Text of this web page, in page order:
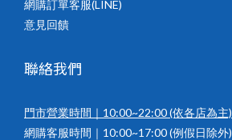
網購訂單客服(LINE)
意見回饋
聯絡我們
門市營業時間｜10:00~22:00(依各店為主)
網購客服時間｜10:00~17:00 (例假日除外)